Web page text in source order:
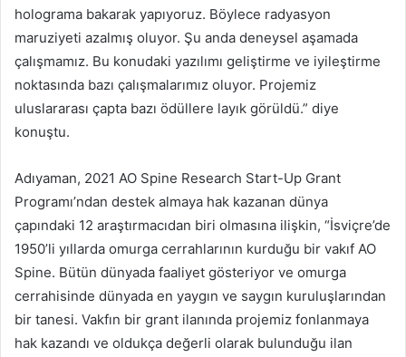
holograma bakarak yapıyoruz. Böylece radyasyon
maruziyeti azalmış oluyor. Şu anda deneysel aşamada
çalışmamız. Bu konudaki yazılımı geliştirme ve iyileştirme
noktasında bazı çalışmalarımız oluyor. Projemiz
uluslararası çapta bazı ödüllere layık görüldü.” diye
konuştu.
Adıyaman, 2021 AO Spine Research Start-Up Grant
Programı’ndan destek almaya hak kazanan dünya
çapındaki 12 araştırmacıdan biri olmasına ilişkin, “İsviçre’de
1950’li yıllarda omurga cerrahlarının kurduğu bir vakıf AO
Spine. Bütün dünyada faaliyet gösteriyor ve omurga
cerrahisinde dünyada en yaygın ve saygın kuruluşlarından
bir tanesi. Vakfın bir grant ilanında projemiz fonlanmaya
hak kazandı ve oldukça değerli olarak bulunduğu ilan